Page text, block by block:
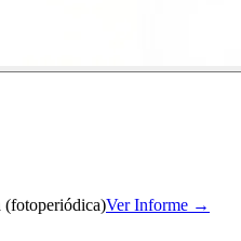
(fotoperiódica)Ver Informe →